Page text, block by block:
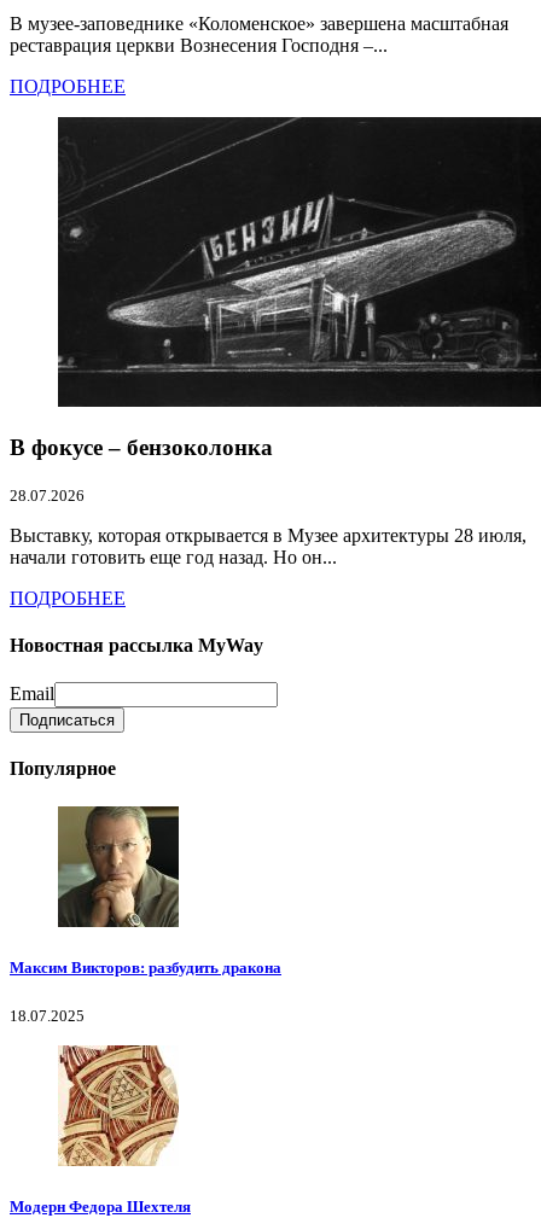
В музее-заповеднике «Коломенское» завершена масштабная
реставрация церкви Вознесения Господня –...
ПОДРОБНЕЕ
В фокусе – бензоколонка
28.07.2026
Выставку, которая открывается в Музее архитектуры 28 июля,
начали готовить еще год назад. Но он...
ПОДРОБНЕЕ
Новостная рассылка MyWay
Email
Популярное
Максим Викторов: разбудить дракона
18.07.2025
Модерн Федора Шехтеля